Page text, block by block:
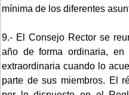
mínima de los diferentes
9.- El Consejo Rector se
año de forma ordinaria,
extraordinaria cuando lo
parte de sus miembros. El